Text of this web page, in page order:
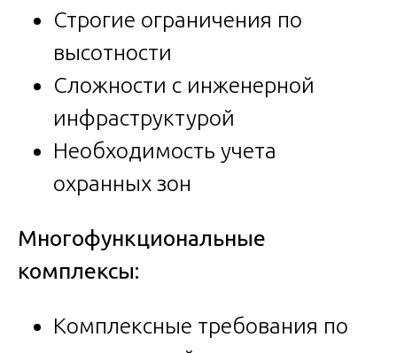
Строгие ограничения по
высотности
Сложности с инженерной
инфраструктурой
Необходимость учета
охранных зон
Многофункциональные
комплексы:
Комплексные требования по